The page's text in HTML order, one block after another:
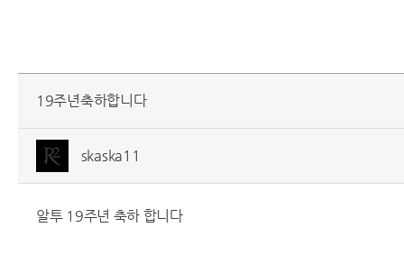
19주년축하합니다
skaska11
알투 19주년 축하 합니다